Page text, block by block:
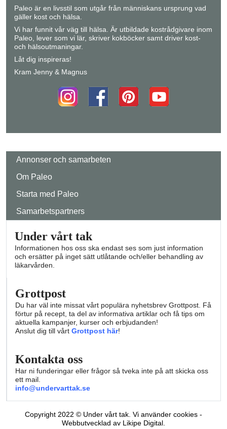
Paleo är en livsstil som utgår från människans ursprung vad
gäller kost och hälsa.
Vi har funnit vår väg till hälsa. Är utbildade kostrådgivare inom
Paleo, lever som vi lär, skriver kokböcker samt driver kost-
och hälsoutmaningar.
Låt dig inspireras!
Kram Jenny & Magnus
Annonser och samarbeten
Om Paleo
Starta med Paleo
Samarbetspartners
Under vårt tak
Informationen hos oss ska endast ses som just information
och ersätter på inget sätt utlåtande och/eller behandling av
läkarvården.
Grottpost
Du har väl inte missat vårt populära nyhetsbrev Grottpost. Få
förtur på recept, ta del av informativa artiklar och få tips om
aktuella kampanjer, kurser och erbjudanden!
Anslut dig till vårt Grottpost här!
Kontakta oss
Har ni funderingar eller frågor så tveka inte på att skicka oss
ett mail.
info@undervarttak.se
Copyright 2022 © Under vårt tak. Vi använder cookies -
Webbutvecklad av Likipe Digital.